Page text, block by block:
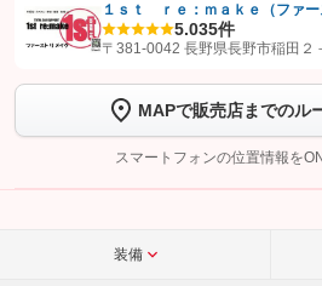
【STEP1】認証画面でグーネットを友だち追
トーク画面で
ボタンをタップし
完了してください。
こちら
１ｓｔ ｒｅ：ｍａｋｅ（ファー
5.035件
〒381-0042 長野県長野市稲田２
MAPで販売店までのル
スマートフォンの位置情報を
装備